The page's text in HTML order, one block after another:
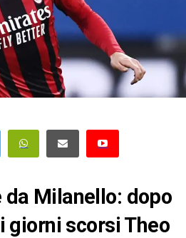
da Milanello: dopo
giorni scorsi Theo